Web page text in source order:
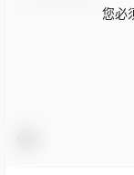
您必